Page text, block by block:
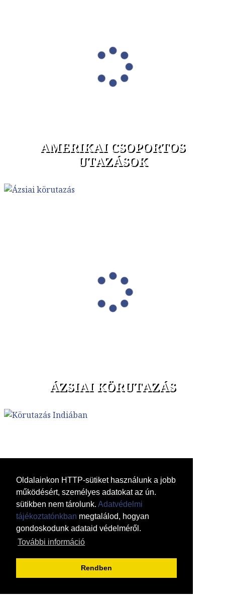
Oldalainkon HTTP-sütiket használunk a jobb
működésért, személyes adatokat az ún.
sütikben nem tárolunk. Adatvédelmi
tájékoztatónkban megtalálod, hogyan
gondoskodunk adataid védelméről.
További információ
Rendben
AMERIKAI CSOPORTOS
UTAZÁSOK
ÁZSIAI KÖRUTAZÁS